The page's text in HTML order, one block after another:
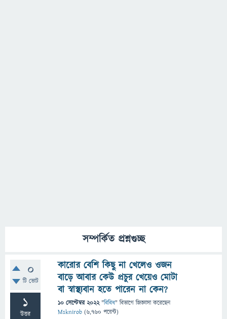
সম্পর্কিত প্রশ্নগুচ্ছ
0
টি ভোট
1
উত্তর
কারোর বেশি কিছু না খেলেও ওজন
বাড়ে আবার কেউ প্রচুর খেয়েও মোটা
বা স্বাস্থ্যবান হতে পারেন না কেন?
10 সেপ্টেম্বর 2022 "বিবিধ" বিভাগে জিজ্ঞাসাকরেছেন
Msknirob (6,760 পয়েন্ট)